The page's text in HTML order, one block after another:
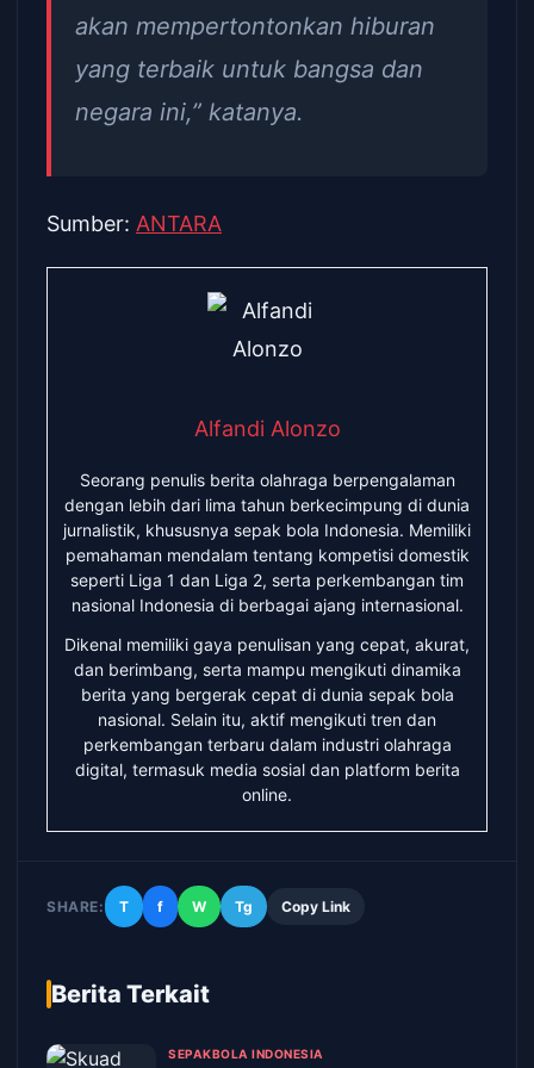
akan mempertontonkan hiburan
yang terbaik untuk bangsa dan
negara ini,” katanya.
Sumber: ANTARA
Alfandi Alonzo
Seorang penulis berita olahraga berpengalaman
dengan lebih dari lima tahun berkecimpung di dunia
jurnalistik, khususnya sepak bola Indonesia. Memiliki
pemahaman mendalam tentang kompetisi domestik
seperti Liga 1 dan Liga 2, serta perkembangan tim
nasional Indonesia di berbagai ajang internasional.
Dikenal memiliki gaya penulisan yang cepat, akurat,
dan berimbang, serta mampu mengikuti dinamika
berita yang bergerak cepat di dunia sepak bola
nasional. Selain itu, aktif mengikuti tren dan
perkembangan terbaru dalam industri olahraga
digital, termasuk media sosial dan platform berita
online.
SHARE: T f W Tg Copy Link
Berita Terkait
SEPAKBOLA INDONESIA